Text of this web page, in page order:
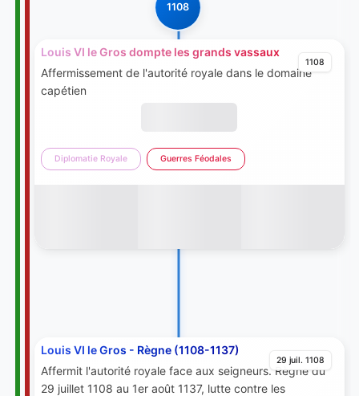
1108
1108
Louis VI le Gros dompte les grands vassaux
Affermissement de l'autorité royale dans le domaine
capétien
Diplomatie Royale Guerres Féodales
29 juil. 1108
Louis VI le Gros - Règne (1108-1137)
Affermit l'autorité royale face aux seigneurs. Règne du
29 juillet 1108 au 1er août 1137, lutte contre les